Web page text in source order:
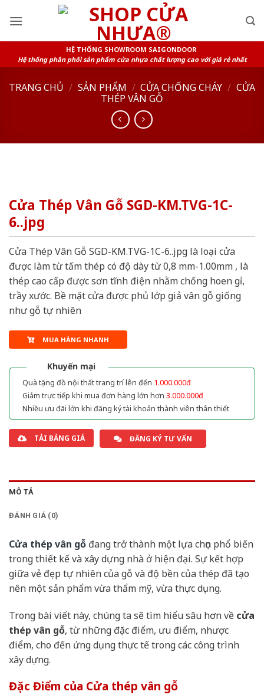
HỆ THỐNG SHOWROOM SAIGONDOOR
Hệ thống phân phối sản phẩm cửa nhựa chất lượng cao với giá rẻ nhất
TRANG CHỦ / SẢN PHẨM / CỬA CHỐNG CHÁY / CỬA
THÉP VÂN GỖ
Cửa Thép Vân Gỗ SGD-KM.TVG-1C-
6..jpg
Cửa Thép Vân Gỗ SGD-KM.TVG-1C-6..jpg là loại cửa
được làm từ tấm thép có độ dày từ 0,8 mm-1.00mm , là
thép cao cấp được sơn tĩnh điện nhằm chống hoen gỉ,
trầy xước. Bề mặt cửa được phủ lớp giả vân gỗ giống
như gỗ tự nhiên
MUA HÀNG NHANH
Khuyến mại
Quà tặng đồ nội thất trang trí lên đến 1.000.000đ
Giảm trực tiếp khi mua đơn hàng lớn hơn 3.000.000đ
Nhiều ưu đãi lớn khi đăng ký tài khoản thành viên thân thiết
TẢI BẢNG GIÁ ĐĂNG KÝ TƯ VẤN
MÔ TẢ
ĐÁNH GIÁ (0)
Cửa thép vân gỗ đang trở thành một lựa chọn phổ biến
trong thiết kế và xây dựng nhà ở hiện đại. Sự kết hợp
giữa vẻ đẹp tự nhiên của gỗ và độ bền của thép đã tạo
nên một sản phẩm vừa thẩm mỹ, vừa thực dụng.
Trong bài viết này, chúng ta sẽ tìm hiểu sâu hơn về cửa
thép vân gỗ, từ những đặc điểm, ưu điểm, nhược
điểm, cho đến ứng dụng thực tế trong các công trình
xây dựng.
Đặc Điểm của Cửa thép vân gỗ